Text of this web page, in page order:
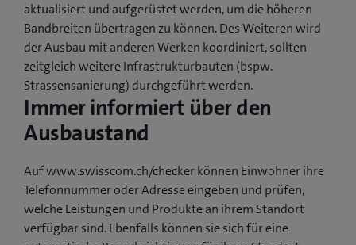
aktualisiert und aufgerüstet werden, um die höheren
Bandbreiten übertragen zu können. Des Weiteren wird
der Ausbau mit anderen Werken koordiniert, sollten
zeitgleich weitere Infrastrukturbauten (bspw.
Strassensanierung) durchgeführt werden.
Immer informiert über den
Ausbaustand
Auf www.swisscom.ch/checker können Einwohner ihre
Telefonnummer oder Adresse eingeben und prüfen,
welche Leistungen und Produkte an ihrem Standort
verfügbar sind. Ebenfalls können sie sich für eine